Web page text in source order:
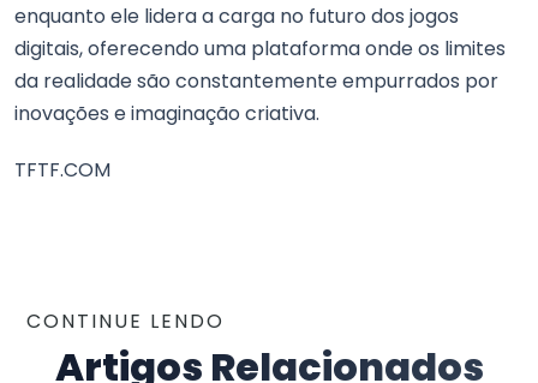
enquanto ele lidera a carga no futuro dos jogos
digitais, oferecendo uma plataforma onde os limites
da realidade são constantemente empurrados por
inovações e imaginação criativa.
TFTF.COM
CONTINUE LENDO
Artigos Relacionados